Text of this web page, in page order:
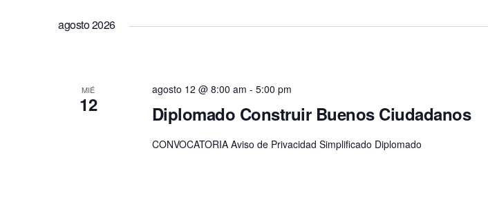
de
de
Eventos
para
clave.
agosto 2026
MIÉ
12 Diplomado Construir Buenos Ciudadanos
agosto 12 @ 8:00 am - 5:00 pm
CONVOCATORIA Aviso de Privacidad Simplificado Diplomado